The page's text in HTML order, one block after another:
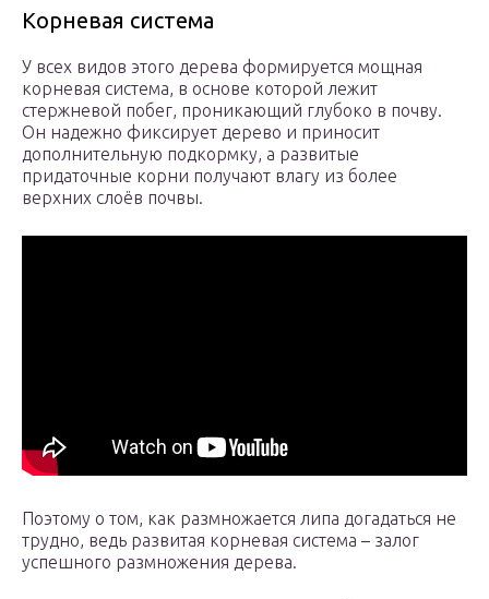
Корневая система
У всех видов этого дерева формируется мощная
корневая система, в основе которой лежит
стержневой побег, проникающий глубоко в почву.
Он надежно фиксирует дерево и приносит
дополнительную подкормку, а развитые
придаточные корни получают влагу из более
верхних слоёв почвы.
Поэтому о том, как размножается липа догадаться не
трудно, ведь развитая корневая система – залог
успешного размножения дерева.